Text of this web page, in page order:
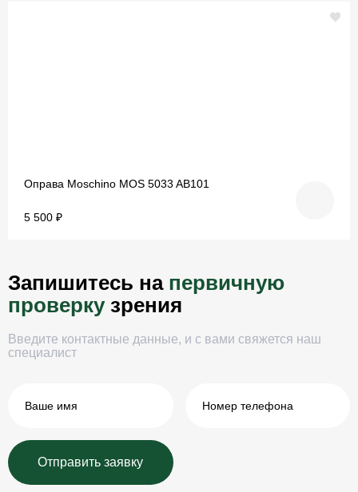
Оправа Moschino MOS 5033 AB101
5 500 ₽
Запишитесь на первичную
проверкузрения
Введите контактные данные, и с вами свяжется наш
специалист